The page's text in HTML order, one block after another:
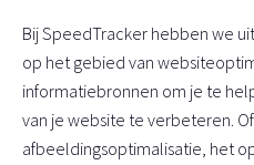
Bij SpeedTracker hebben we
op het gebied van
informatiebronnen om je te
van je website te verbeteren.
afbeeldingsoptimalisatie, het